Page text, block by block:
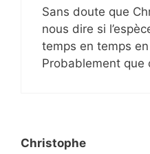
Sans doute que
nous dire si
temps en temps
Probablement que
Christophe